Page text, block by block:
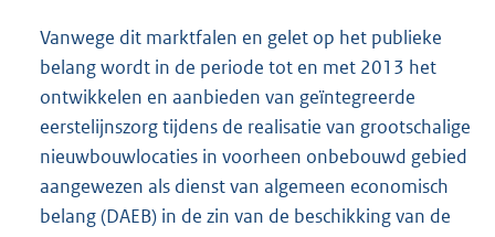
Vanwege dit marktfalen en gelet op het publieke
belang wordt in de periode tot en met 2013 het
ontwikkelen en aanbieden van geïntegreerde
eerstelijnszorg tijdens de realisatie van grootschalige
nieuwbouwlocaties in voorheen onbebouwd gebied
aangewezen als dienst van algemeen economisch
belang (DAEB) in de zin van de beschikking van de